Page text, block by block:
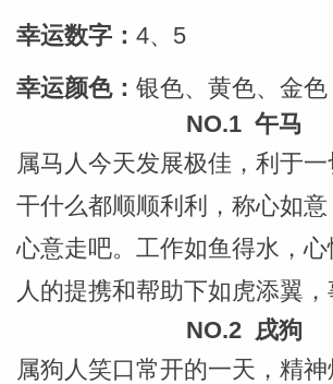
幸运数字： 4、5
幸运颜色： 银色、黄色、金色
NO.1 午马
属马人今天发展极佳，利于
干什么都顺顺利利，称心如
心意走吧。工作如鱼得水，
人的提携和帮助下如虎添翼，
NO.2 戌狗
属狗人笑口常开的一天，精